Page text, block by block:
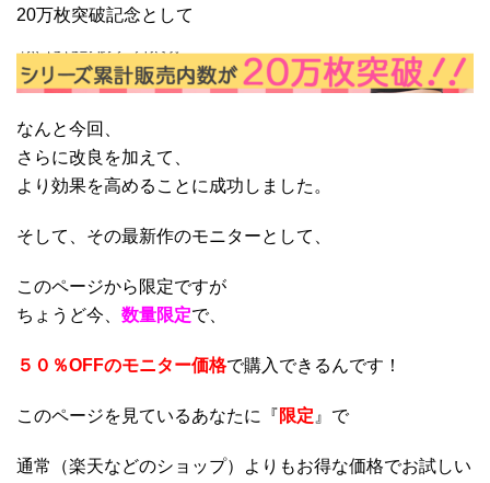
20万枚突破記念として
なんと今回、
さらに改良を加えて、
より効果を高めることに成功しました。
そして、その最新作のモニターとして、
このページから限定ですが
ちょうど今、 数量限定で、
５０％OFFのモニター価格で購入できるんです！
このページを見ているあなたに『限定 』で
通常（楽天などのショップ）よりもお得な価格でお試しい